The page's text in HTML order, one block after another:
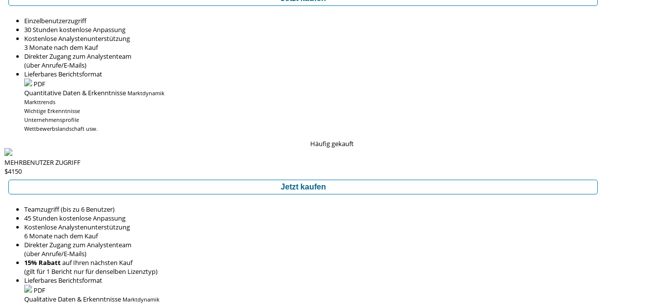
Einzelbenutzerzugriff
30 Stunden kostenlose Anpassung
Kostenlose Analystenunterstützung
3 Monate nach dem Kauf
Direkter Zugang zum Analystenteam
(über Anrufe/E-Mails)
Lieferbares Berichtsformat
PDF
Quantitative Daten & Erkenntnisse Marktdynamik
Markttrends
Wichtige Erkenntnisse
Unternehmensprofile
Wettbewerbslandschaft usw.
Häufig gekauft
MEHRBENUTZER ZUGRIFF
$4150
Jetzt kaufen
Teamzugriff (bis zu 6 Benutzer)
45 Stunden kostenlose Anpassung
Kostenlose Analystenunterstützung
6 Monate nach dem Kauf
Direkter Zugang zum Analystenteam
(über Anrufe/E-Mails)
15% Rabattauf Ihren nächsten Kauf
(gilt für 1 Bericht nur für denselben Lizenztyp)
Lieferbares Berichtsformat
PDF
Qualitative Daten & Erkenntnisse Marktdynamik